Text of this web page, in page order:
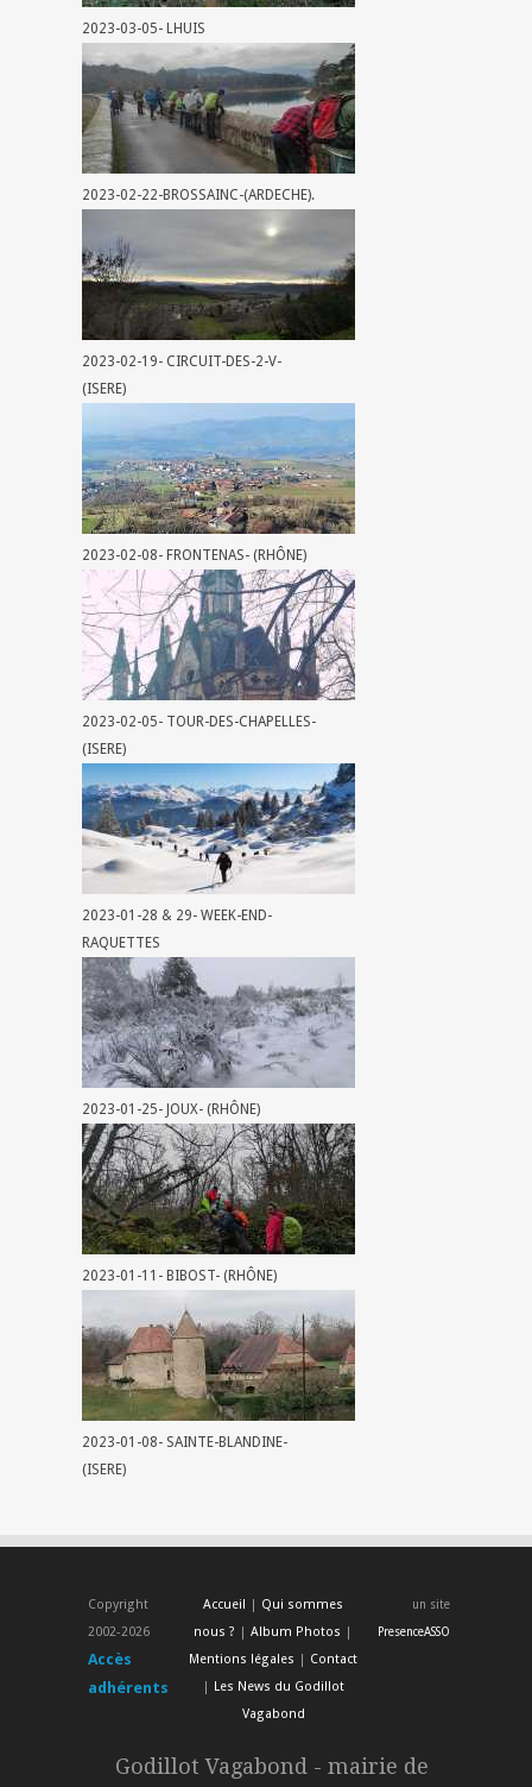
2023-03-05- LHUIS
2023-02-22-BROSSAINC-(ARDECHE).
2023-02-19- CIRCUIT-DES-2-V-
(ISERE)
2023-02-08- FRONTENAS- (RHÔNE)
2023-02-05- TOUR-DES-CHAPELLES-
(ISERE)
2023-01-28 & 29- WEEK-END-
RAQUETTES
2023-01-25- JOUX- (RHÔNE)
2023-01-11- BIBOST- (RHÔNE)
2023-01-08- SAINTE-BLANDINE-
(ISERE)
Copyright
2002-2026
Accès
adhérents
Accueil
Qui sommes
nous ?
Album Photos
Mentions légales
Contact
Les News du Godillot
Vagabond
un site
PresenceASSO
Godillot Vagabond - mairie de